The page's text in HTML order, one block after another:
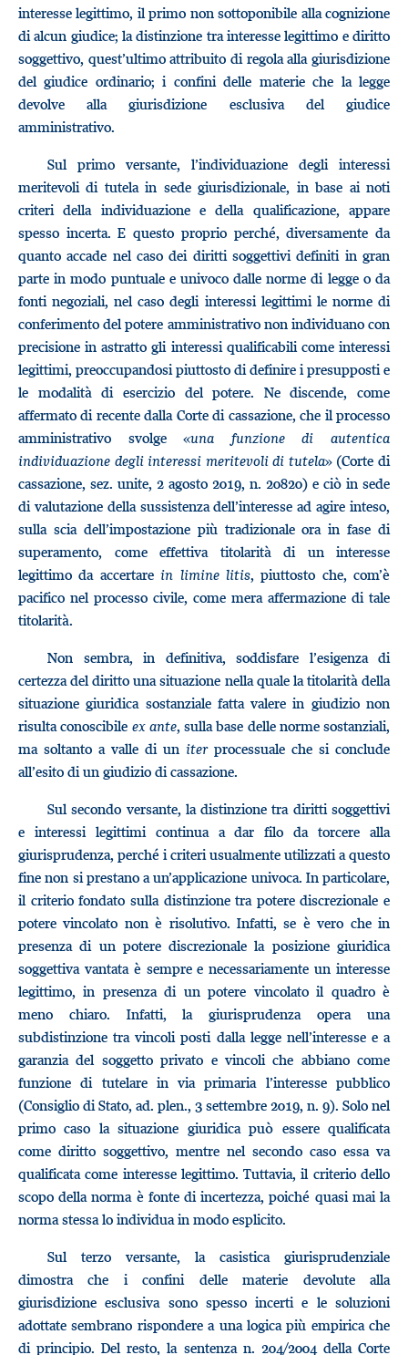
interesse legittimo, il primo non sottoponibile alla cognizione
di alcun giudice; la distinzione tra interesse legittimo e diritto
soggettivo, quest’ultimo attribuito di regola alla giurisdizione
del giudice ordinario; i confini delle materie che la legge
devolve alla giurisdizione esclusiva del giudice
amministrativo.
Sul primo versante, l’individuazione degli interessi
meritevoli di tutela in sede giurisdizionale, in base ai noti
criteri della individuazione e della qualificazione, appare
spesso incerta. E questo proprio perché, diversamente da
quanto accade nel caso dei diritti soggettivi definiti in gran
parte in modo puntuale e univoco dalle norme di legge o da
fonti negoziali, nel caso degli interessi legittimi le norme di
conferimento del potere amministrativo non individuano con
precisione in astratto gli interessi qualificabili come interessi
legittimi, preoccupandosi piuttosto di definire i presupposti e
le modalità di esercizio del potere. Ne discende, come
affermato di recente dalla Corte di cassazione, che il processo
amministrativo svolge «una funzione di autentica
individuazione degli interessi meritevoli di tutela» (Corte di
cassazione, sez. unite, 2 agosto 2019, n. 20820) e ciò in sede
di valutazione della sussistenza dell’interesse ad agire inteso,
sulla scia dell’impostazione più tradizionale ora in fase di
superamento, come effettiva titolarità di un interesse
legittimo da accertarein limine litis, piuttosto che, com’è
pacifico nel processo civile, come mera affermazione di tale
titolarità.
Non sembra, in definitiva, soddisfare l’esigenza di
certezza del diritto una situazione nella quale la titolarità della
situazione giuridica sostanziale fatta valere in giudizio non
risulta conoscibile ex ante, sulla base delle norme sostanziali,
ma soltanto a valle di un iterprocessuale che si conclude
all’esito di un giudizio di cassazione.
Sul secondo versante, la distinzione tra diritti soggettivi
e interessi legittimi continua a dar filo da torcere alla
giurisprudenza, perché i criteri usualmente utilizzati a questo
fine non si prestano a un’applicazione univoca. In particolare,
il criterio fondato sulla distinzione tra potere discrezionale e
potere vincolato non è risolutivo. Infatti, se è vero che in
presenza di un potere discrezionale la posizione giuridica
soggettiva vantata è sempre e necessariamente un interesse
legittimo, in presenza di un potere vincolato il quadro è
meno chiaro. Infatti, la giurisprudenza opera una
subdistinzione tra vincoli posti dalla legge nell’interesse e a
garanzia del soggetto privato e vincoli che abbiano come
funzione di tutelare in via primaria l’interesse pubblico
(Consiglio di Stato, ad. plen., 3 settembre 2019, n. 9). Solo nel
primo caso la situazione giuridica può essere qualificata
come diritto soggettivo, mentre nel secondo caso essa va
qualificata come interesse legittimo. Tuttavia, il criterio dello
scopo della norma è fonte di incertezza, poiché quasi mai la
norma stessa lo individua in modo esplicito.
Sul terzo versante, la casistica giurisprudenziale
dimostra che i confini delle materie devolute alla
giurisdizione esclusiva sono spesso incerti e le soluzioni
adottate sembrano rispondere a una logica più empirica che
di principio. Del resto, la sentenza n. 204/2004 della Corte